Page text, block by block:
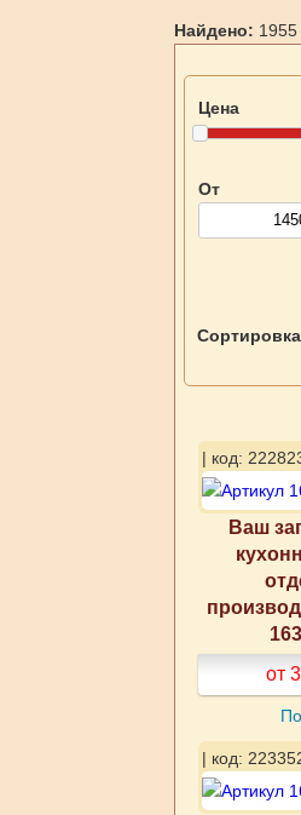
Найдено: 1955
Цена
От
| код:
Ваш
от
| код: